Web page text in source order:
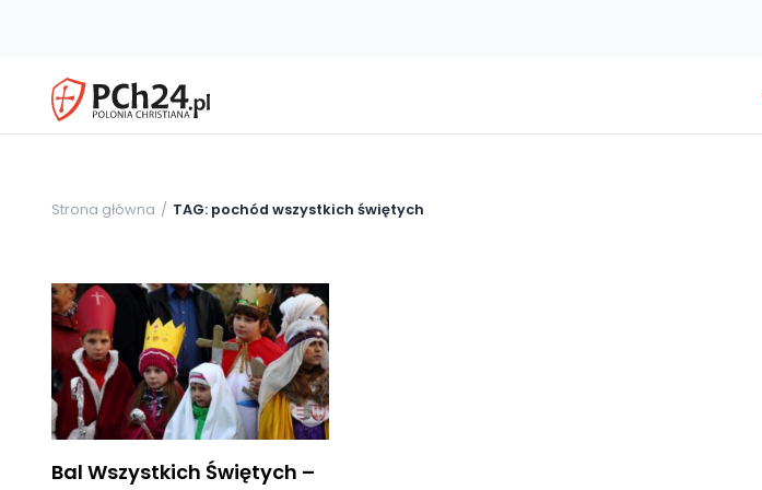
Strona główna TAG: pochód wszystkich świętych
Bal Wszystkich Świętych –